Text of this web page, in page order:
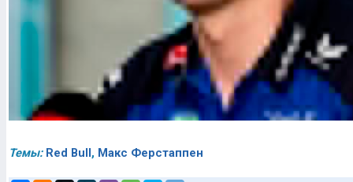
Темы: Red Bull, Макс Ферстаппен